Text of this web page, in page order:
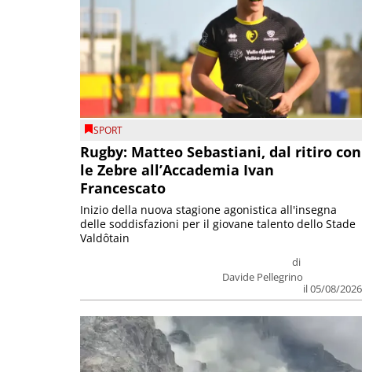
SPORT
Rugby: Matteo Sebastiani, dal ritiro con
le Zebre all’Accademia Ivan
Francescato
di
Davide Pellegrino
il 05/08/2026
Inizio della nuova stagione agonistica all'insegna
delle soddisfazioni per il giovane talento dello Stade
Valdôtain